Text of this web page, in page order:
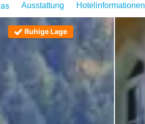
Ausstattung Hotelinformationen
Ruhige Lage